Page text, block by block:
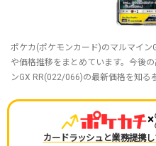
ポケカ(ポケモンカード)のマルマイ
や価格推移をまとめています。今後
ンGX RR(022/066)の最新価格を知る
×
カードラッシュと業務提携